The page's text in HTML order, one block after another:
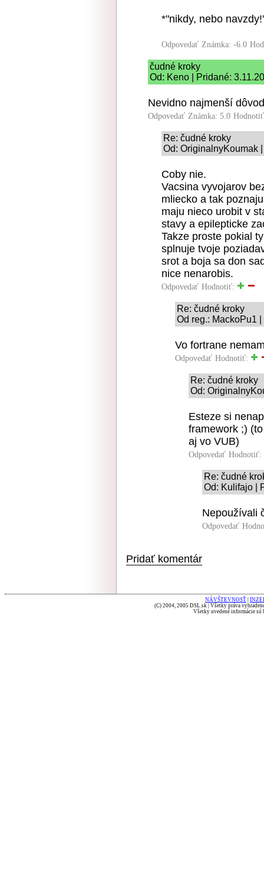
*"nikdy, nebo
Odpovedať Známka: -6.0
čudné kroky
Od: Keno | Pridané:
Nevidno najmenší
Odpovedať Známka: 5.0
Re: čudné kroky
Od: OriginalnyKoumak
Coby nie.
Vacsina vyvojarov
mliecko a tak
maju nieco urobit v
stavy a epilepticke
Takze proste pokial
splnuje tvoje
srot a boja sa don
nice nenarobis.
Odpovedať Hodnotiť:
Re: čudné kroky
Od reg.: MackoPu1
Vo fortrane
Odpovedať Hodnotiť:
Re: čudné kroky
Od:
Esteze si
framework ;)
aj vo VUB)
Odpovedať Hodnotiť:
Re: čudné
Od: Kulifajo |
Nepoužívali
Odpovedať
Pridať komentár
NÁVŠTEVNOSŤ
(C) 2004, 2005 DSL.sk | Všetky práva
Všetky uvedené informácie sú